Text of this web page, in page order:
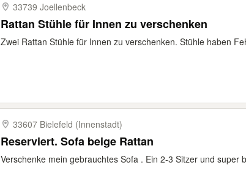
33739 Joellenbeck
Rattan Stühle für Innen zu verschenken
Zwei Rattan Stühle für Innen zu verschenken. Stühle haben
33607 Bielefeld (Innenstadt)
Reserviert. Sofa beige Rattan
Verschenke mein gebrauchtes Sofa . Ein 2-3 Sitzer und super